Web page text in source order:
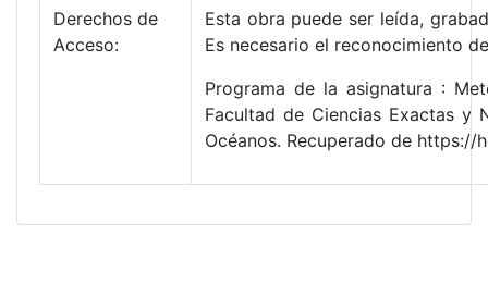
Derechos de
Acceso:
Esta obra puede ser leída,
Es necesario el reconocimiento
Programa de la asignatura :
Facultad de Ciencias Exactas y
Océanos. Recuperado de https://